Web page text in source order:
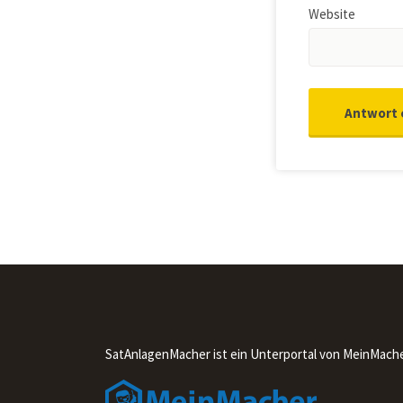
Website
SatAnlagenMacher ist ein Unterportal von